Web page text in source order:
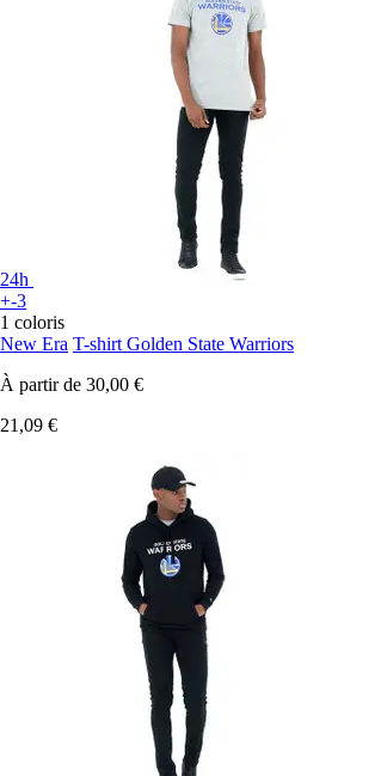
24h
+-3
1 coloris
New Era T-shirt Golden State Warriors
À partir de 30,00 €
21,09 €